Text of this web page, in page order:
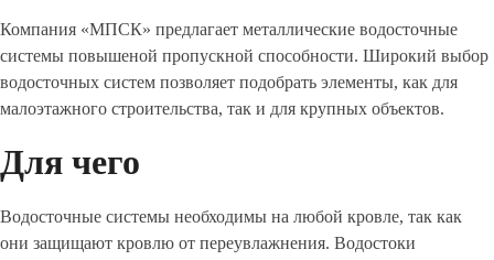
Компания «МПСК» предлагает металлические водосточные
системы повышеной пропускной способности. Широкий выбор
водосточных систем позволяет подобрать элементы, как для
малоэтажного строительства, так и для крупных объектов.
Для чего
Водосточные системы необходимы на любой кровле, так как
они защищают кровлю от переувлажнения. Водостоки